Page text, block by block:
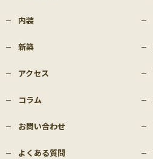
内装
新築
アクセス
コラム
お問い合わせ
よくある質問